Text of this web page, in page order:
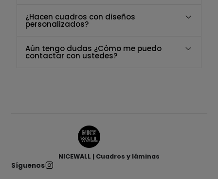
¿Hacen cuadros con diseños
personalizados?
Aún tengo dudas ¿Cómo me puedo
contactar con ustedes?
NICEWALL | Cuadros y láminas
Síguenos